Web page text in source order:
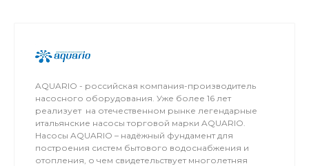
AQUARIO - российская компания-производитель
насосного оборудования. Уже более 16 лет
реализует на отечественном рынке легендарные
итальянские насосы торговой марки AQUARIO.
Насосы AQUARIO – надёжный фундамент для
построения систем бытового водоснабжения и
отопления, о чем свидетельствует многолетняя